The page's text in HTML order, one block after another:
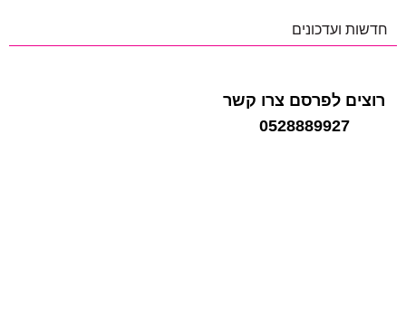
חדשות ועדכונים
רוצים לפרסם צרו קשר
0528889927